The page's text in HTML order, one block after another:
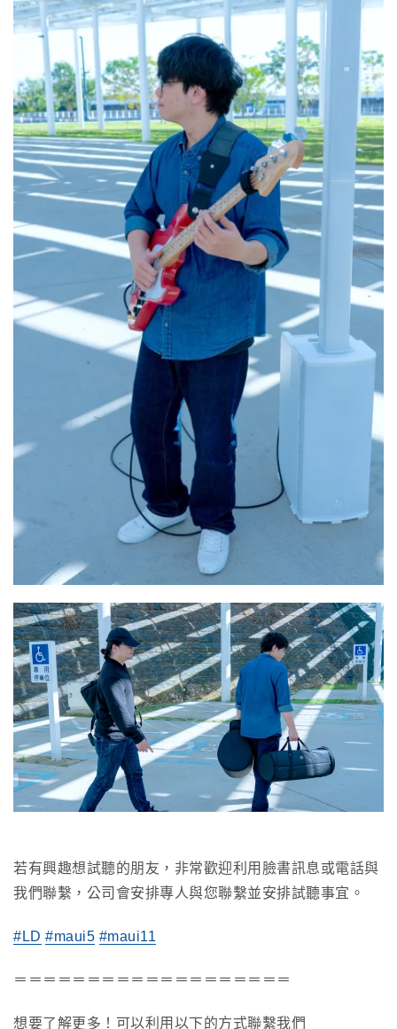
若有興趣想試聽的朋友，非常歡迎利用臉書訊息或電話與
我們聯繫，公司會安排專人與您聯繫並安排試聽事宜。
#LD #maui5 #maui11
＝＝＝＝＝＝＝＝＝＝＝＝＝＝＝＝＝＝＝
想要了解更多！可以利用以下的方式聯繫我們